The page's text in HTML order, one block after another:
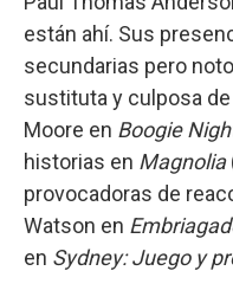
están ahí. Sus
secundarias pero
sustituta y culposa
Moore en Boogie
historias en Magnolia
provocadoras de
Watson en
en Sydney: Juego y